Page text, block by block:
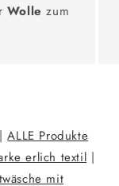
Wolle zum
|ALLE Produkte
erlich textil |
mit